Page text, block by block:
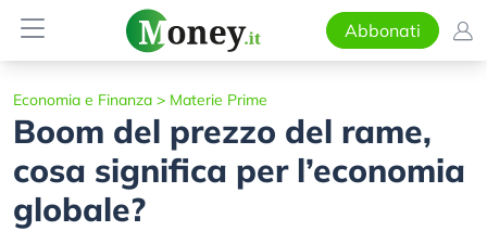
Abbonati
Economia e Finanza > Materie Prime
Boom del prezzo del rame,
cosa significa per l’economia
globale?